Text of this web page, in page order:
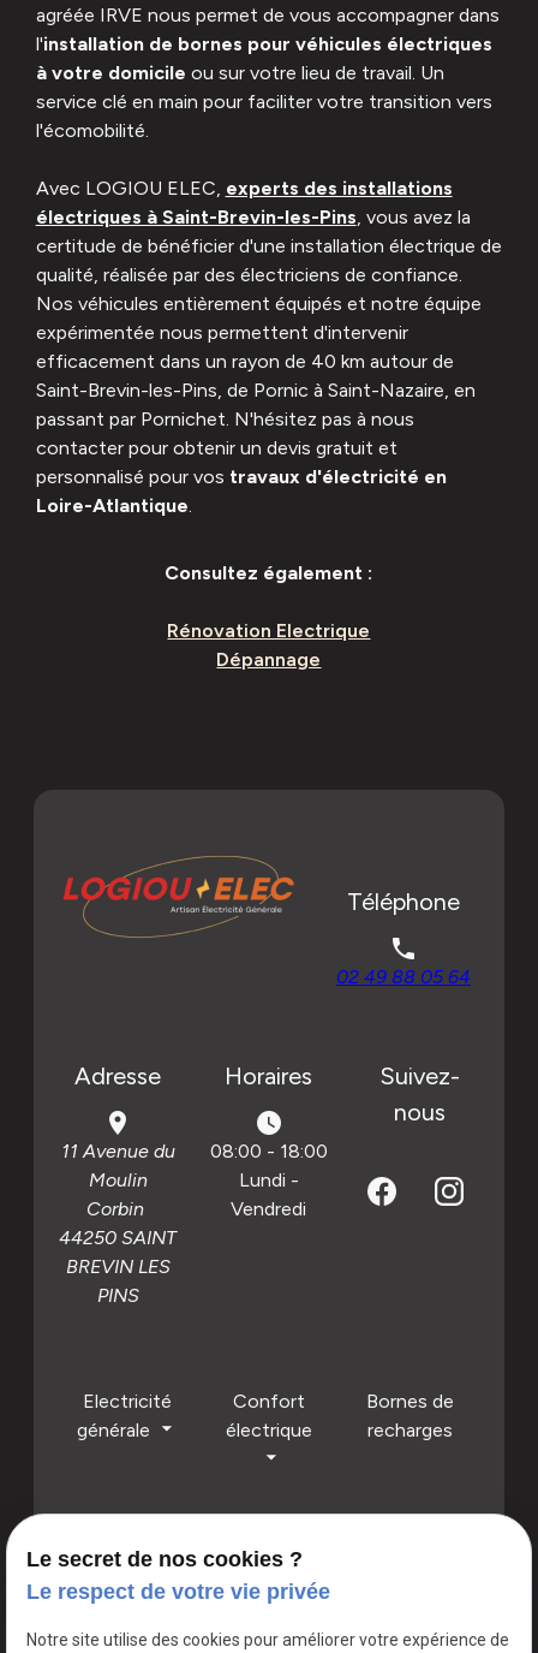
agréée IRVE nous permet de vous accompagner dans
l'installation de bornes pour véhicules électriques
à votre domicile ou sur votre lieu de travail. Un
service clé en main pour faciliter votre transition vers
l'écomobilité.
Avec LOGIOU ELEC, experts des installations
électriques à Saint-Brevin-les-Pins, vous avez la
certitude de bénéficier d'une installation électrique de
qualité, réalisée par des électriciens de confiance.
Nos véhicules entièrement équipés et notre équipe
expérimentée nous permettent d'intervenir
efficacement dans un rayon de 40 km autour de
Saint-Brevin-les-Pins, de Pornic à Saint-Nazaire, en
passant par Pornichet. N'hésitez pas à nous
contacter pour obtenir un devis gratuit et
personnalisé pour vos travaux d'électricité en
Loire-Atlantique.
Consultez également :
Rénovation Electrique
Dépannage
Téléphone
phone
02 49 88 05 64
Adresse
place
11 Avenue du
Moulin
Corbin
44250 SAINT
BREVIN LES
PINS
Horaires
watch_later
08:00 - 18:00
Lundi -
Vendredi
Suivez-
nous
Electricité
générale
Confort
électrique
Bornes de
recharges
LOGIOU ELEC : L'excellence électrique au service de votre
Le secret de nos cookies ?
Le respect de votre vie privée
Notre site utilise des cookies pour améliorer votre expérience de